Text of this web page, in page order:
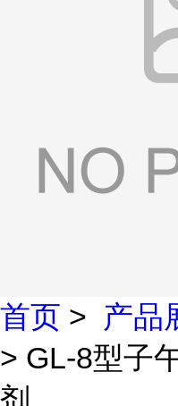
首页 > 产品
> GL-8型子
剂